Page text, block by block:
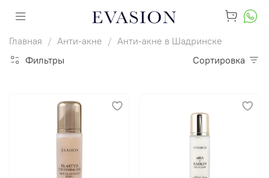
Главная Анти-акне
Анти-акне в Шадринске
Фильтры
Сортировка